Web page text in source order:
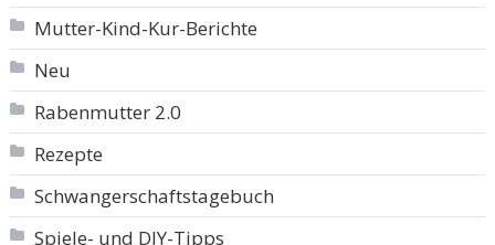
Mutter-Kind-Kur-Berichte
Neu
Rabenmutter 2.0
Rezepte
Schwangerschaftstagebuch
Spiele- und DIY-Tipps